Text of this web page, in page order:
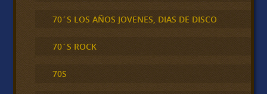
70´S LOS AÑOS JOVENES, DIAS DE DISCO
70´S ROCK
70S